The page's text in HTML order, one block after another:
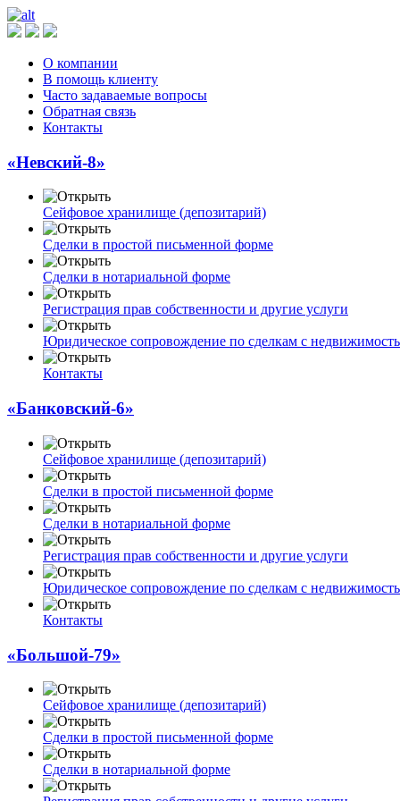
О компании
В помощь клиенту
Часто задаваемые вопросы
Обратная связь
Контакты
«Невский-8»
Сейфовое хранилище (депозитарий)
Сделки в простой письменной форме
Сделки в нотариальной форме
Регистрация прав собственности и другие услуги
Юридическое сопровождение по сделкам с
Контакты
«Банковский-6»
Сейфовое хранилище (депозитарий)
Сделки в простой письменной форме
Сделки в нотариальной форме
Регистрация прав собственности и другие услуги
Юридическое сопровождение по сделкам с
Контакты
«Большой-79»
Сейфовое хранилище (депозитарий)
Сделки в простой письменной форме
Сделки в нотариальной форме